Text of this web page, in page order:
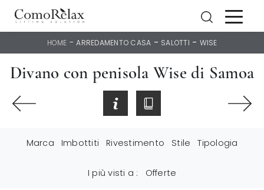
HOME -ARREDAMENTO CASA - SALOTTI - WISE
Divano con penisola Wise di Samoa
Marca Imbottiti Rivestimento Stile Tipologia
I più visti a : Offerte